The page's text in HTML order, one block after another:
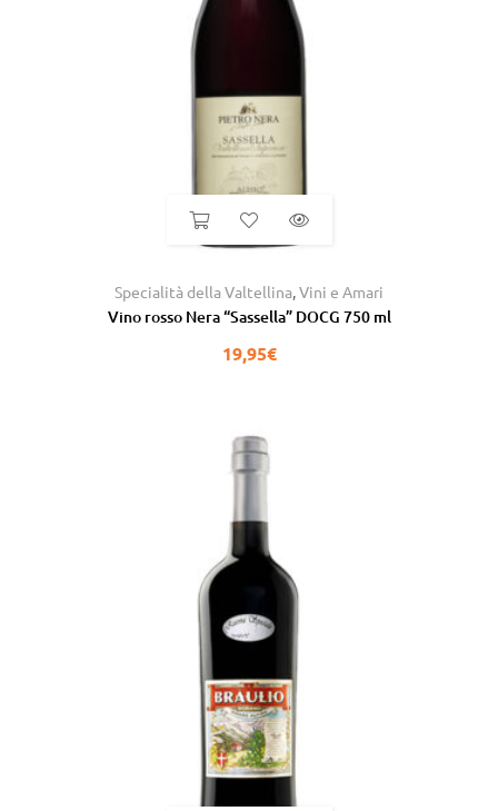
Specialità della Valtellina,Vini e Amari
Vino rosso Nera “Sassella” DOCG 750 ml
19,95€